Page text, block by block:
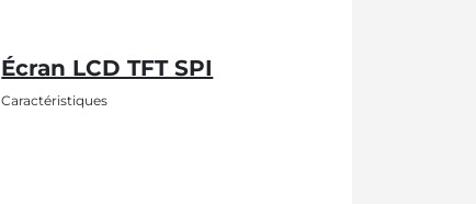
Écran LCD TFT SPI
Caractéristiques